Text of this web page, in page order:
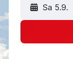
Sa 5.9.